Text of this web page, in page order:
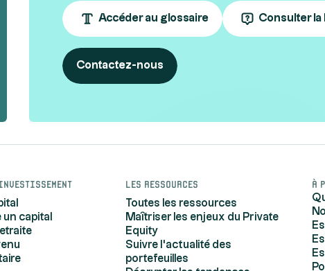
Accéder au glossaire Consulter la
Contactez-nous
un capital
Les ressources
Toutes les ressources
Maîtriser les enjeux du Private
Equity
Suivre l'actualité des
portefeuilles
À